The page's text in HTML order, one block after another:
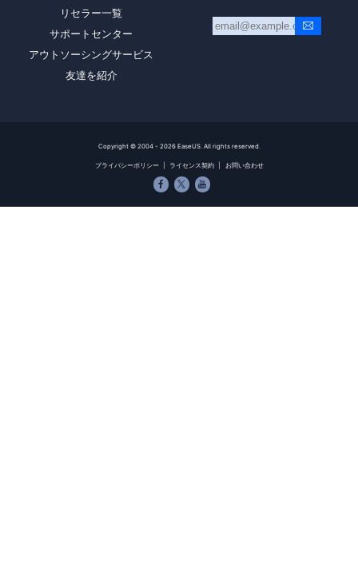
リセラー一覧
サポートセンター
アウトソーシングサービス
友達を紹介
Copyright © 2004 - 2026EaseUS. All rights reserved.
プライバシーポリシー ライセンス契約 お問い合わせ
  